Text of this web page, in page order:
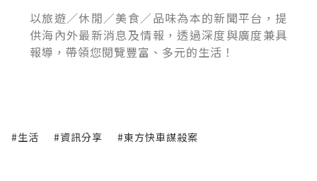
以旅遊／休閒／美食／品味為本的新聞平台，提
供海內外最新消息及情報，透過深度與廣度兼具
報導，帶領您閱覽豐富、多元的生活！
#生活 #資訊分享 #東方快車謀殺案